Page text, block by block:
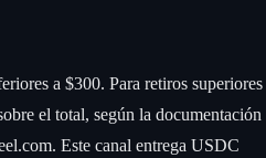
a $300. Para retiros superiores
el total, según la documentación
Este canal entrega USDC